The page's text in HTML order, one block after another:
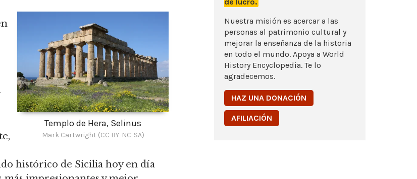
Templo de Hera, Selinus
Mark Cartwright (CC BY-NC-SA)
histórico de Sicilia hoy en día
Nuestra misión es acercar a las
personas al patrimonio cultural y
mejorar la enseñanza de la historia
en todo el mundo. Apoya a World
History Encyclopedia. Te lo
agradecemos.
HAZ UNA DONACIÓN
AFILIACIÓN